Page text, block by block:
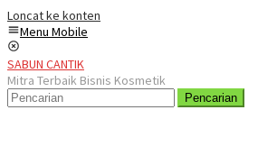
Loncat ke konten
Menu Mobile
SABUN CANTIK
Mitra Terbaik Bisnis Kosmetik
Pencarian